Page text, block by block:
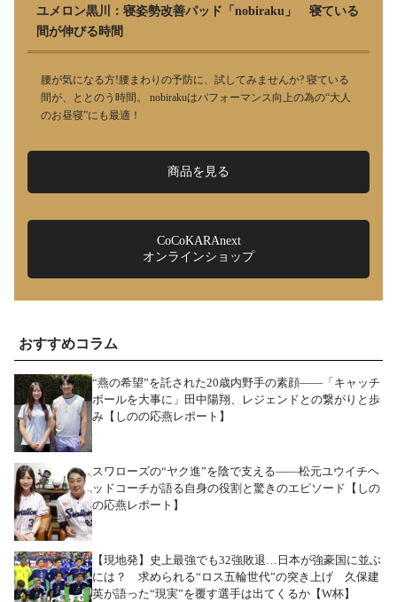
ユメロン黒川：寝姿勢改善パッド「nobiraku」 寝ている
間が伸びる時間
腰が気になる方!腰まわりの予防に、試してみませんか? 寝ている
間が、ととのう時間。 nobirakuはパフォーマンス向上の為の“大人
のお昼寝”にも最適！
商品を見る
CoCoKARAnext
オンラインショップ
おすすめコラム
“燕の希望”を託された20歳内野手の素顔――「キャッチ
ボールを大事に」田中陽翔、レジェンドとの繋がりと歩
み【しのの応燕レポート】
スワローズの“ヤク進”を陰で支える――松元ユウイチヘ
ッドコーチが語る自身の役割と驚きのエピソード【しの
の応燕レポート】
【現地発】史上最強でも32強敗退…日本が強豪国に並ぶ
には？ 求められる“ロス五輪世代”の突き上げ 久保建
英が語った“現実”を覆す選手は出てくるか【W杯】